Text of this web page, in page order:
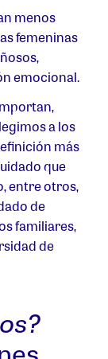
menos
femeninas
emocional.
a los
más
que
entre otros,
de
familiares,
de